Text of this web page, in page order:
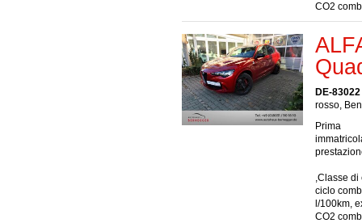
CO2
DE-
rosso,
Prima
,Classe di
ciclo
l/100km,
CO2